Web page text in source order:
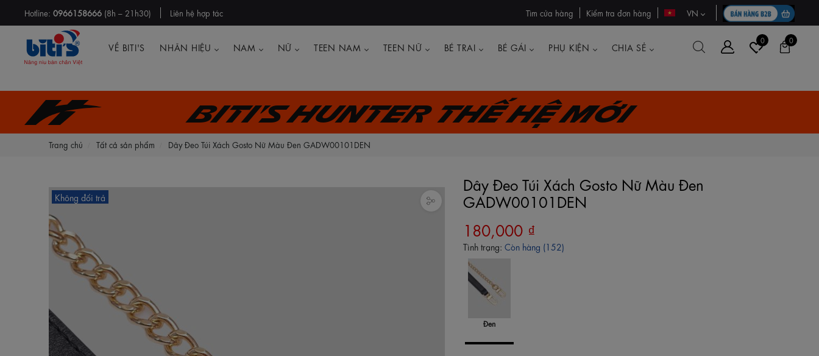
Hotline: 0966158666 (8h – 21h30) Liên hệ hợp tác Tìm cửa hàng Kiểm tra đơn hàng VN
VỀ BITI'S NHÃN HIỆU NAM NỮ TEEN NAM TEEN NỮ BÉ TRAI BÉ GÁI PHỤ KIỆN CHIA SẺ
0 0
Biti's Hunter thế hệ mới
Trang chủ Tất cả sản phẩm Dây Đeo Túi Xách Gosto Nữ Màu Đen GADW00101DEN
Không đổi trả
Dây Đeo Túi Xách Gosto Nữ Màu Đen
GADW00101DEN
180,000 ₫
Tình trạng: Còn hàng (152)
Đen